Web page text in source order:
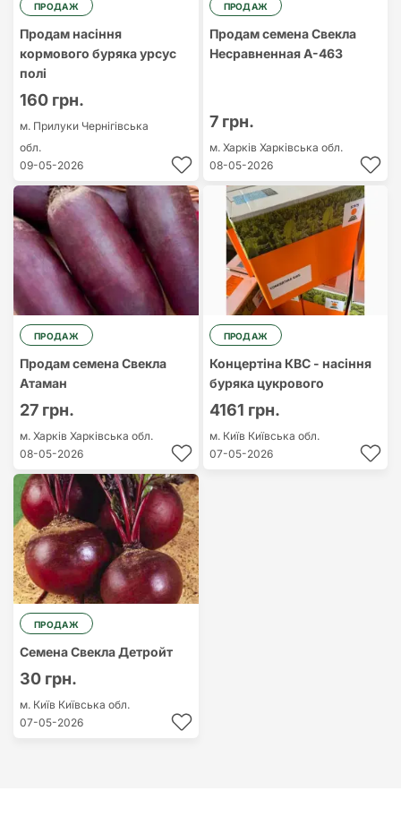
ПРОДАЖ
Продам насіння
кормового буряка урсус
полі
160 грн.
м. Прилуки Чернігівська
обл.
09-05-2026
ПРОДАЖ
Продам семена Свекла
Несравненная А-463
7 грн.
м. Харків Харківська обл.
08-05-2026
ПРОДАЖ
Продам семена Свекла
Атаман
27 грн.
м. Харків Харківська обл.
08-05-2026
ПРОДАЖ
Концертіна КВС - насіння
буряка цукрового
4161 грн.
м. Київ Київська обл.
07-05-2026
ПРОДАЖ
Семена Свекла Детройт
30 грн.
м. Київ Київська обл.
07-05-2026